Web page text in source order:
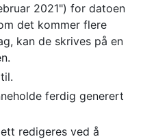
2021") for datoen
det kommer flere
kan de skrives på en
ferdig generert
redigeres ved å